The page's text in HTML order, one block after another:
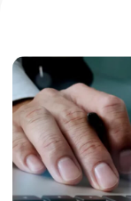
знать и владеть
экспертного
без знаний
касающихся
эксперту не
В своей работе
работают с: